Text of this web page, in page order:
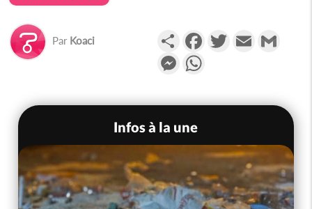
Par Koaci PartagerFacebookTwitterEmail
Messenger
Infos à la une